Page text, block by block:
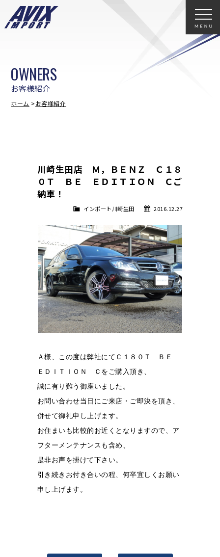
お客様紹介
OWNERS
ホーム お客様紹介
川崎生田店 Ｍ，ＢＥＮＺ Ｃ１８
０Ｔ ＢＥ ＥＤＩＴＩＯＮ Ｃご
納車！
2016.12.27
インポート川崎生田
Ａ様、この度は弊社にてＣ１８０Ｔ ＢＥ
ＥＤＩＴＩＯＮ Ｃをご購入頂き、
誠に有り難う御座いました。
お問い合わせ当日にご来店・ご即決を頂き、
併せて御礼申し上げます。
お住まいも比較的お近くとなりますので、ア
フターメンテナンスも含め、
是非お声を掛けて下さい。
引き続きお付き合いの程、何卒宜しくお願い
申し上げます。